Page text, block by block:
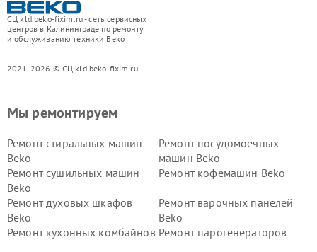
СЦ kld.beko-fixim.ru - сеть сервисных
центров в Калининграде по ремонту
и обслуживанию техники Beko
2021-2026 © СЦ kld.beko-fixim.ru
Мы ремонтируем
Ремонт стиральных машин
Beko
Ремонт посудомоечных
машин Beko
Ремонт сушильных машин
Beko
Ремонт кофемашин Beko
Ремонт духовых шкафов
Beko
Ремонт варочных панелей
Beko
Ремонт кухонных комбайнов Ремонт парогенераторов